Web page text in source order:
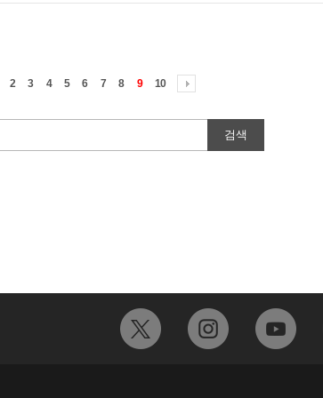
2 3 4 5 6 7 8 9 10